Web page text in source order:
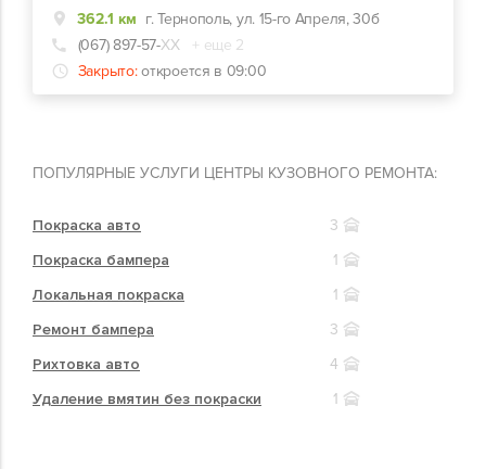
362.1 км г. Тернополь, ул. 15-го Апреля, 30б
(067) 897-57-ХХ
+ еще 2
Закрыто: откроется в 09:00
ПОПУЛЯРНЫЕ УСЛУГИ ЦЕНТРЫ КУЗОВНОГО РЕМОНТА:
Покраска авто
3
Покраска бампера
1
Локальная покраска
1
Ремонт бампера
3
Рихтовка авто
4
Удаление вмятин без покраски
1